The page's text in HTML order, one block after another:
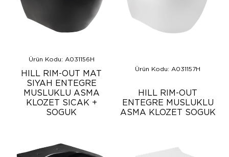
Ürün Kodu: A031156H
HILL RIM-OUT MAT
SIYAH ENTEGRE
MUSLUKLU ASMA
KLOZET SICAK +
SOGUK
Ürün Kodu: A031157H
HILL RIM-OUT
ENTEGRE MUSLUKLU
ASMA KLOZET SOGUK